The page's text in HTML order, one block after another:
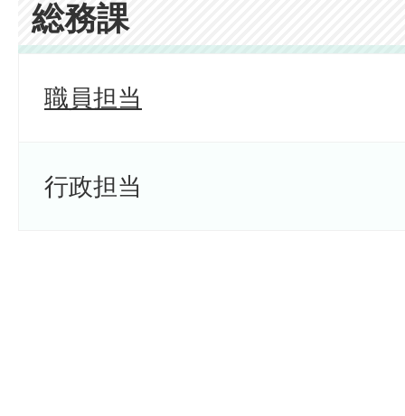
総務課
職員担当
行政担当